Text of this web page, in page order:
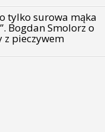
tylko surowa mąka
Bogdan Smolorz o
pieczywem